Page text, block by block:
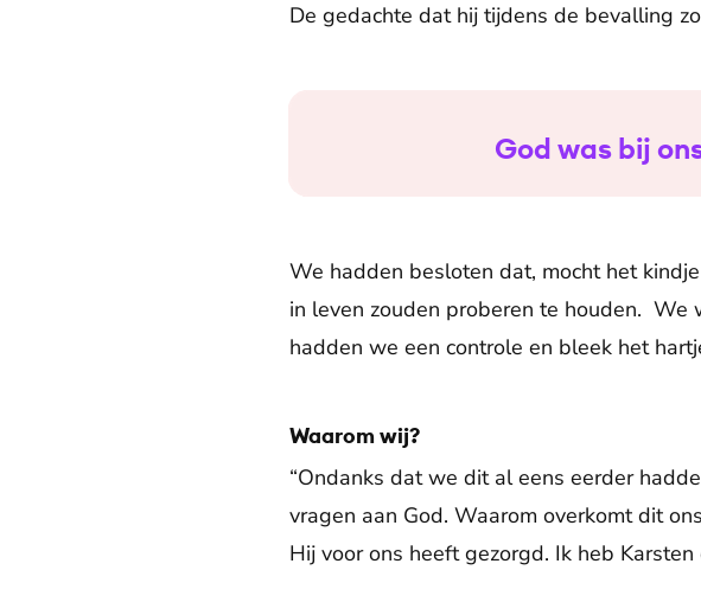
De gedachte dat hij tijdens de bevalling
God was bij
We hadden besloten dat, mocht het
in leven zouden proberen te houden. We
hadden we een controle en bleek het
Waarom wij?
“Ondanks dat we dit al eens eerder
vragen aan God. Waarom overkomt dit
Hij voor ons heeft gezorgd. Ik heb